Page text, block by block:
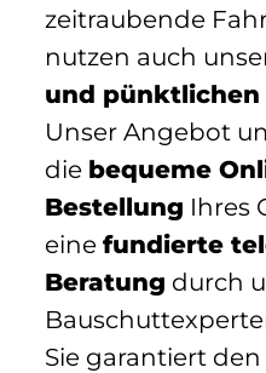
zeitraubende
nutzen auch
und pünktlichen
Unser Angebot
die bequeme
Bestellung Ihres
eine fundierte
Beratung durch
Sie garantiert